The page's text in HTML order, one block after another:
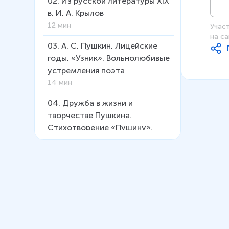
в. И. А. Крылов
12 мин
03. А. С. Пушкин. Лицейские
годы. «Узник». Вольнолюбивые
устремления поэта
14 мин
04. Дружба в жизни и
творчестве Пушкина.
Стихотворение «Пущину».
Художественные особенности
на